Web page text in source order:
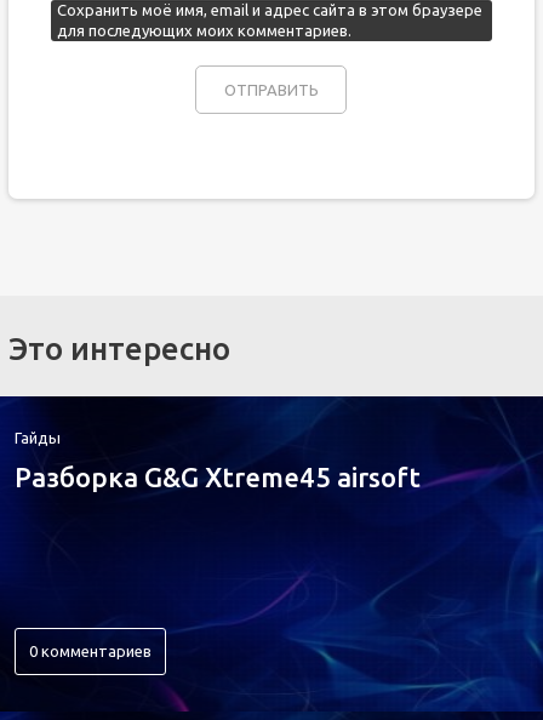
Сохранить моё имя, email и адрес сайта в этом браузере
для последующих моих комментариев.
Это интересно
Гайды
Разборка G&G Xtreme45 airsoft
0 комментариев